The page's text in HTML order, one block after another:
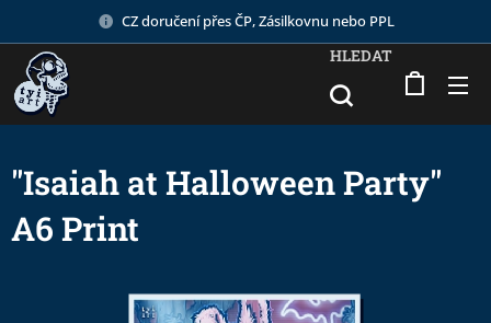
CZ doručení přes ČP, Zásilkovnu nebo PPL
HLEDAT
"Isaiah at Halloween Party"
A6 Print